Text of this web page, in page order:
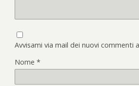
Avvisami via mail dei nuovi commenti
Nome *